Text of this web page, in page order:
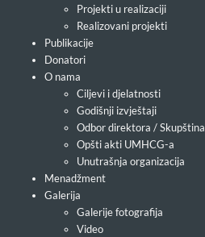
Projekti u realizaciji
Realizovani projekti
Publikacije
Donatori
O nama
Ciljevi i djelatnosti
Godišnji izvještaji
Odbor direktora / Skupština
Opšti akti UMHCG-a
Unutrašnja organizacija
Menadžment
Galerija
Galerije fotografija
Video